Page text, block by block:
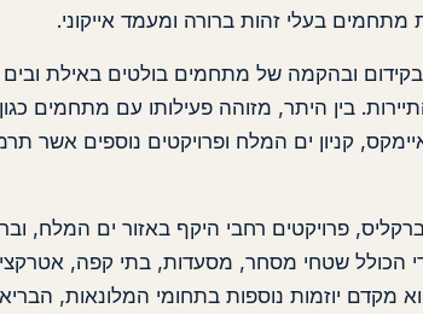
מתחמים בעלי זהות ברורה ומעמד אייקוני.
בקידום ובהקמה של מתחמים בולטים באילת
בין היתר, מזוהה פעילותו עם מתחמים
קניון ים המלח ופרויקטים נוספים אשר
הכולל שטחי מסחר, מסעדות, בתי קפה,
מקדם יוזמות נוספות בתחומי המלונאות,